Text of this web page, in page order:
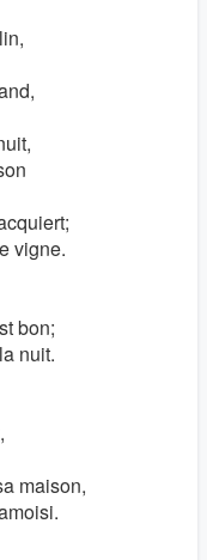
vigne.
bon;
nuit.
maison,